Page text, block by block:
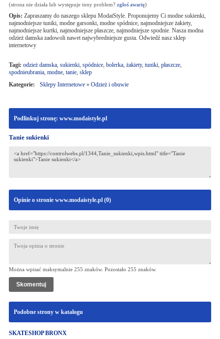
(strona nie działa lub występuje inny problem? zgłoś awarię)
Opis: Zapraszamy do naszego sklepu ModaiStyle. Proponujemy Ci modne sukienki,
najmodniejsze tuniki, modne garsonki, modne spódnice, najmodniejsze żakiety,
najmodniejsze kurtki, najmodniejsze płaszcze, najmodniejsze spodnie. Nasza modna
odzież damska zadowoli nawet najwybredniejsze gusta. Odwiedź nasz sklep
internetowy
Tagi: odzież damska, sukienki, spódnice, bolerka, żakiety, tuniki, płaszcze,
spodnieubrania, modne, tanie, sklep
Kategorie:
Sklepy Internetowe» Odzież i obuwie
Podlinkuj stronę: www.modaistyle.pl
Tanie sukienki
Opinie o stronie www.modaistyle.pl (0)
Można wpisać maksymalnie 255 znaków. Pozostało 255 znaków.
Podobne strony w katalogu
SKATESHOP BRONX